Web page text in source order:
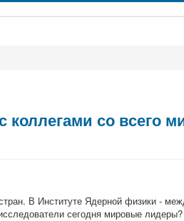
со всего
В Институте Ядерной физики -
сегодня мировые лидеры?